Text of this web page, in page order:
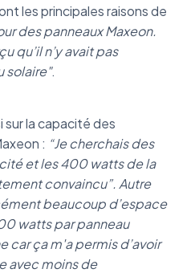
les principales raisons de
des panneaux Maxeon.
qu’il n’y avait pas
solaire".
la capacité des
: “Je cherchais des
et les 400 watts de la
convaincu”. Autre
beaucoup d’espace
watts par panneau
car ça m'a permis d’avoir
avec moins de